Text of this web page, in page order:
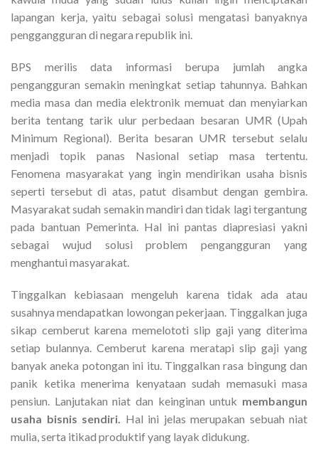
lapangan kerja, yaitu sebagai solusi mengatasi banyaknya
penggangguran di negara republik ini.
BPS merilis data informasi berupa jumlah angka
pengangguran semakin meningkat setiap tahunnya. Bahkan
media masa dan media elektronik memuat dan menyiarkan
berita tentang tarik ulur perbedaan besaran UMR (Upah
Minimum Regional). Berita besaran UMR tersebut selalu
menjadi topik panas Nasional setiap masa tertentu.
Fenomena masyarakat yang ingin mendirikan usaha bisnis
seperti tersebut di atas, patut disambut dengan gembira.
Masyarakat sudah semakin mandiri dan tidak lagi tergantung
pada bantuan Pemerinta. Hal ini pantas diapresiasi yakni
sebagai wujud solusi problem pengangguran yang
menghantui masyarakat.
Tinggalkan kebiasaan mengeluh karena tidak ada atau
susahnya mendapatkan lowongan pekerjaan. Tinggalkan juga
sikap cemberut karena memelototi slip gaji yang diterima
setiap bulannya. Cemberut karena meratapi slip gaji yang
banyak aneka potongan ini itu. Tinggalkan rasa bingung dan
panik ketika menerima kenyataan sudah memasuki masa
pensiun. Lanjutakan niat dan keinginan untuk membangun
usaha bisnis sendiri. Hal ini jelas merupakan sebuah niat
mulia, serta itikad produktif yang layak didukung.